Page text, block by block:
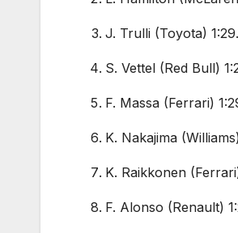
J. Trulli (Toyota)
S. Vettel (Red Bull)
F. Massa (Ferrari)
K. Nakajima
K. Raikkonen
F. Alonso (Renault)